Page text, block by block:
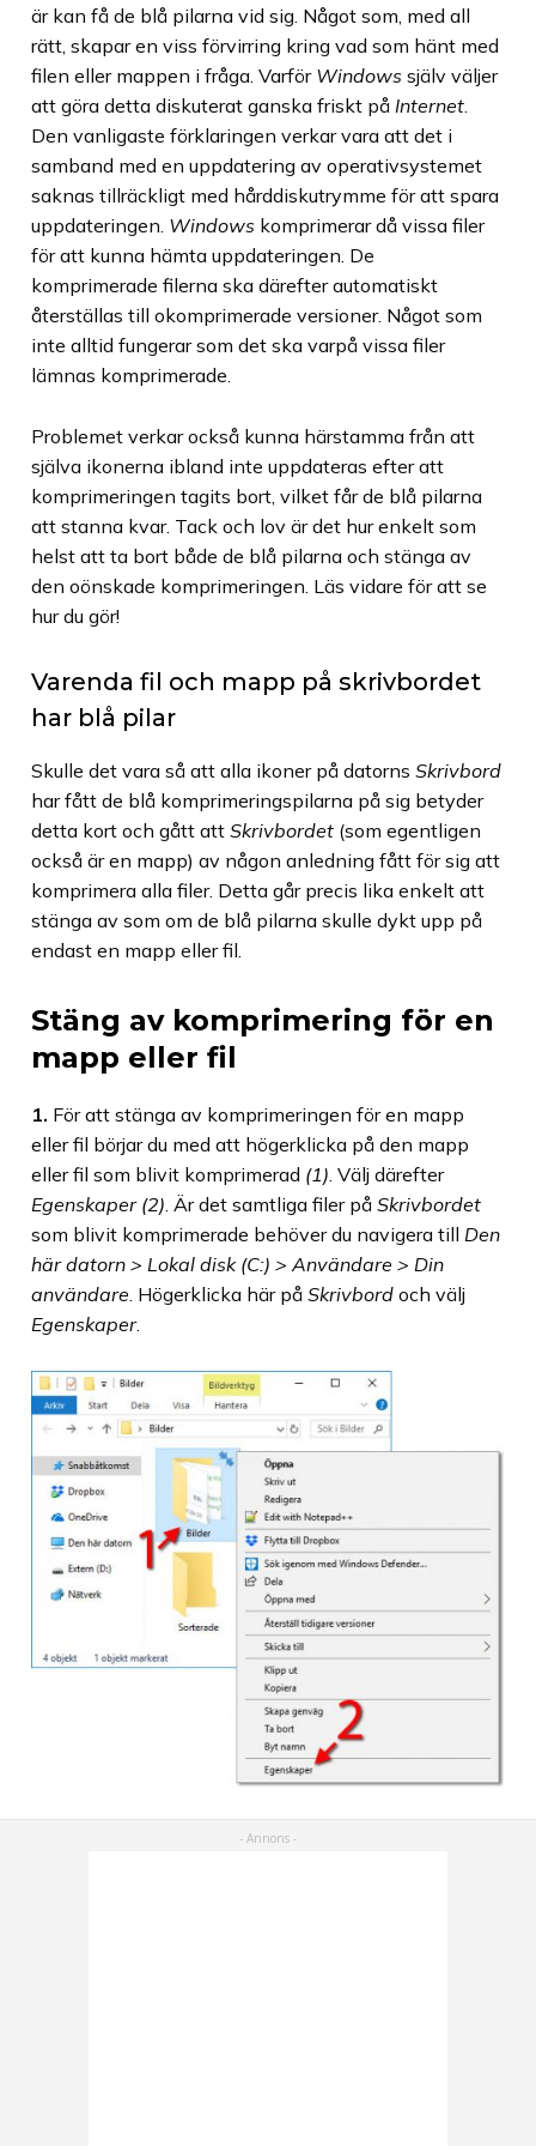
är kan få de blå pilarna vid sig. Något som, med all
rätt, skapar en viss förvirring kring vad som hänt med
filen eller mappen i fråga. Varför Windows själv väljer
att göra detta diskuterat ganska friskt på Internet
Den vanligaste förklaringen verkar vara att det i
samband med en uppdatering av operativsystemet
saknas tillräckligt med hårddiskutrymme för att spara
uppdateringen. Windows komprimerar då vissa filer
för att kunna hämta uppdateringen. De
komprimerade filerna ska därefter automatiskt
återställas till okomprimerade versioner. Något som
inte alltid fungerar som det ska varpå vissa filer
lämnas komprimerade.
Problemet verkar också kunna härstamma från att
själva ikonerna ibland inte uppdateras efter att
komprimeringen tagits bort, vilket får de blå pilarna
att stanna kvar. Tack och lov är det hur enkelt som
helst att ta bort både de blå pilarna och stänga av
den oönskade komprimeringen. Läs vidare för att se
hur du gör!
Varenda fil och mapp på skrivbordet
har blå pilar
Skulle det vara så att alla ikoner på datorns Skrivbord
har fått de blå komprimeringspilarna på sig betyder
detta kort och gått att Skrivbordet (som egentligen
också är en mapp) av någon anledning fått för sig att
komprimera alla filer. Detta går precis lika enkelt att
stänga av som om de blå pilarna skulle dykt upp på
endast en mapp eller fil.
Stäng av komprimering för en
mapp eller fil
1. För att stänga av komprimeringen för en mapp
eller fil börjar du med att högerklicka på den mapp
eller fil som blivit komprimerad (1) . Välj därefter
Egenskaper (2) . Är det samtliga filer på Skrivbordet
som blivit komprimerade behöver du navigera till Den
här datorn > Lokal disk (C:) > Användare > Din
användare . Högerklicka här på Skrivbord och välj
Egenskaper.